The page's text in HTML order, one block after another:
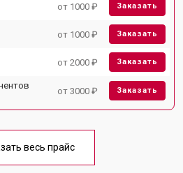
от 1000 ₽ Заказать
от 1000 ₽ Заказать
от 2000 ₽ Заказать
от 3000 ₽ Заказать
весь прайс